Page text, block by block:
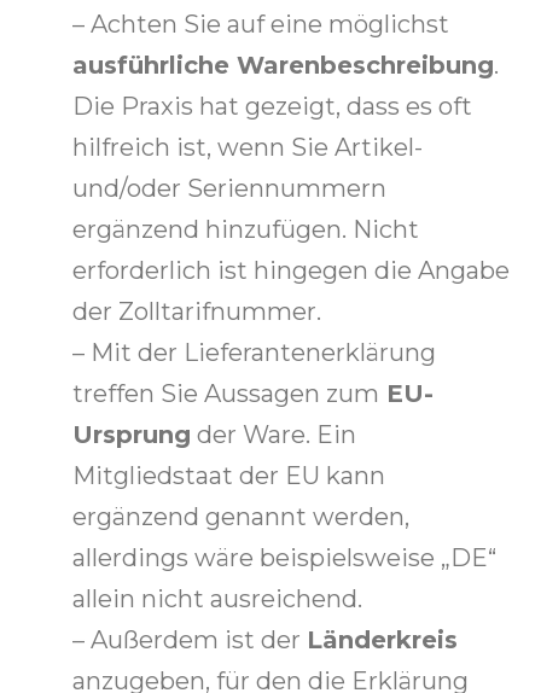
– Achten Sie auf eine möglichst
ausführliche Warenbeschreibung.
Die Praxis hat gezeigt, dass es oft
hilfreich ist, wenn Sie Artikel-
und/oder Seriennummern
ergänzend hinzufügen. Nicht
erforderlich ist hingegen die Angabe
der Zolltarifnummer.
– Mit der Lieferantenerklärung
treffen Sie Aussagen zum EU-
Ursprung der Ware. Ein
Mitgliedstaat der EU kann
ergänzend genannt werden,
allerdings wäre beispielsweise „DE“
allein nicht ausreichend.
– Außerdem ist der Länderkreis
anzugeben, für den die Erklärung